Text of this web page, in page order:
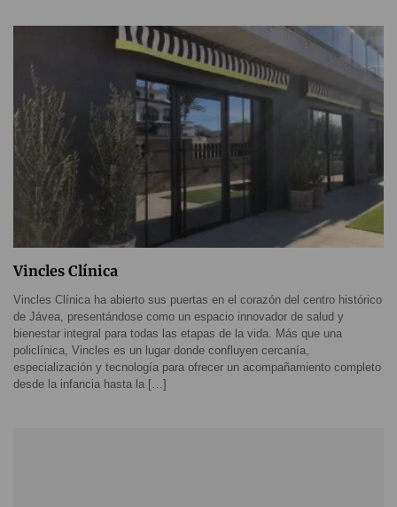
Vincles Clínica
Vincles Clínica ha abierto sus puertas en el corazón del centro histórico
de Jávea, presentándose como un espacio innovador de salud y
bienestar integral para todas las etapas de la vida. Más que una
policlínica, Vincles es un lugar donde confluyen cercanía,
especialización y tecnología para ofrecer un acompañamiento completo
desde la infancia hasta la […]